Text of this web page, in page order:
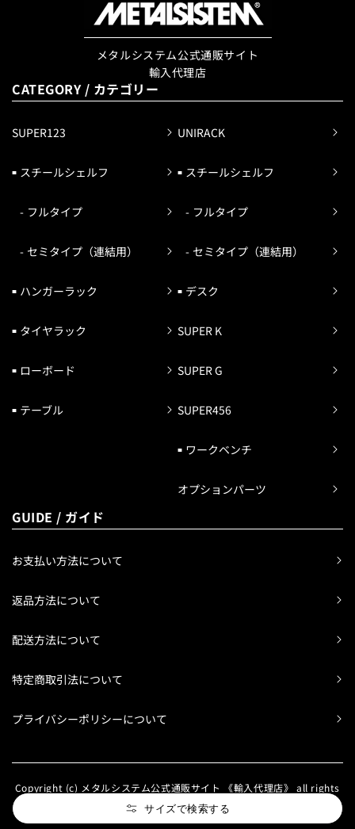
サイズで検索する
メタルシステム公式通販サイト
輸入代理店
CATEGORY / カテゴリー
SUPER123
スチールシェルフ
フルタイプ
セミタイプ（連結用）
ハンガーラック
タイヤラック
ローボード
テーブル
UNIRACK
スチールシェルフ
フルタイプ
セミタイプ（連結用）
デスク
SUPER K
SUPER G
SUPER456
ワークベンチ
オプションパーツ
GUIDE / ガイド
お支払い方法について
返品方法について
配送方法について
特定商取引法について
プライバシーポリシーについて
Copyright (c) メタルシステム公式通販サイト 《輸入代理店》 all rights
reserved.